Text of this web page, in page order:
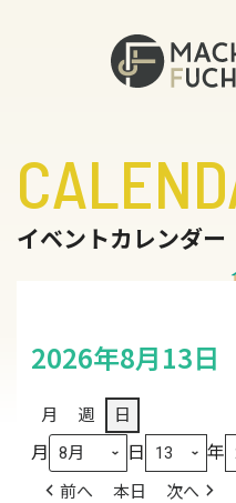
イベントカレンダー
2026年8月13日
月 週 日
月 日 年
前へ 本日 次へ